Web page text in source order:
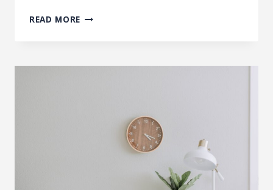
READ MORE EN
ETT